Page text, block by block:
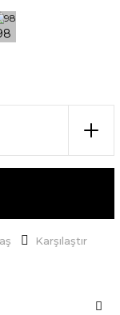
Karşılaştır